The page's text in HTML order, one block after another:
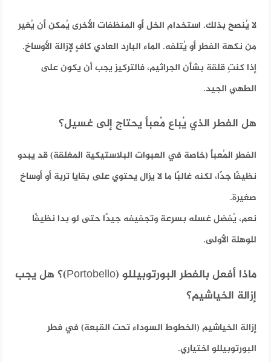
لا يُنصح بذلك. استخدام الخل أو المنظفات الأخرى يُمكن أن يُغير
من نكهة الفطر أو يُتلفه. الماء البارد العادي كافٍ لإزالة الأوساخ.
إذا كنتِ قلقة بشأن الجراثيم، فالتركيز يجب أن يكون على
الطهي الجيد.
هل الفطر الذي يُباع مُعبأ يحتاج إلى غسيل؟
الفطر المُعبأ (خاصة في العبوات البلاستيكية المغلقة) قد يبدو
نظيفًا جدًا، لكنه غالبًا ما لا يزال يحتوي على بقايا تربة أو أوساخ
صغيرة.
نعم، يُفضل غسله بسرعة وتجفيفه جيدًا حتى لو بدا نظيفًا
للوهلة الأولى.
ماذا أفعل بالفطر البورتوبيللو (Portobello)؟ هل يجب
إزالة الخياشيم؟
إزالة الخياشيم (الخطوط السوداء تحت القبعة) في فطر
البورتوبيللو اختياري.